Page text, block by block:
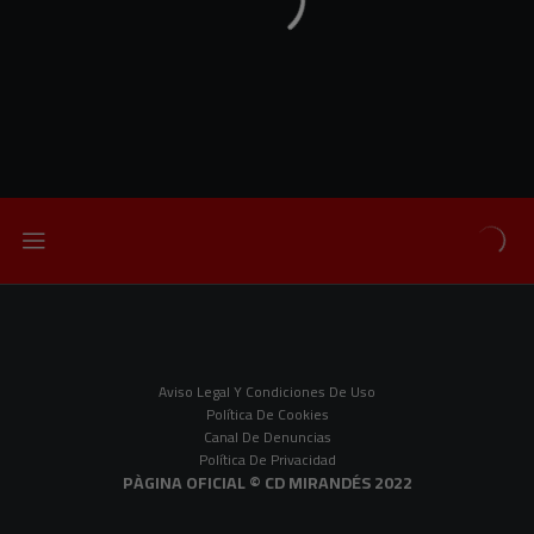
Aviso Legal Y Condiciones De Uso
Política De Cookies
Canal De Denuncias
Política De Privacidad
PÀGINA OFICIAL © CD MIRANDÉS 2022